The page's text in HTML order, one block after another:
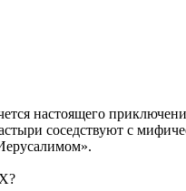
настоящего
соседствуют с